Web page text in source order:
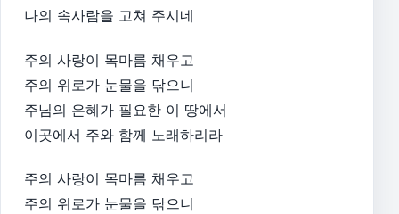
나의 속사람을 고쳐 주시네
주의 사랑이 목마름 채우고
주의 위로가 눈물을 닦으니
주님의 은혜가 필요한 이 땅에서
이곳에서 주와 함께 노래하리라
주의 사랑이 목마름 채우고
주의 위로가 눈물을 닦으니